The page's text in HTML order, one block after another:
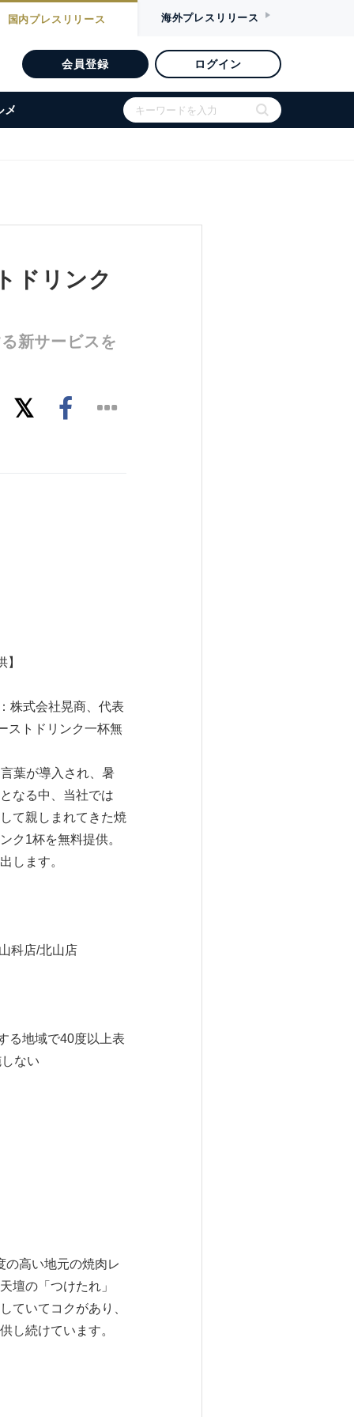
国内プレスリリース 海外プレスリリース
会員登録 ログイン
メ
ドリンク
新サービスを
株式会社晃商、代表
ストドリンク一杯無
葉が導入され、暑
なる中、当社では
て親しまれてきた焼
ク1杯を無料提供。
します。
科店/北山店
る地域で40度以上表
ない
の高い地元の焼肉レ
壇の「つけたれ」
ていてコクがあり、
し続けています。